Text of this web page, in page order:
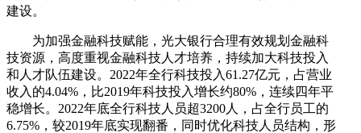
建设。
为加强金融科技赋能，光大银行合理有效规划金融科
技资源，高度重视金融科技人才培养，持续加大科技投入
和人才队伍建设。2022年全行科技投入61.27亿元，占营业
收入的4.04%，比2019年科技投入增长约80%，连续四年平
稳增长。2022年底全行科技人员超3200人，占全行员工的
6.75%，较2019年底实现翻番，同时优化科技人员结构，形